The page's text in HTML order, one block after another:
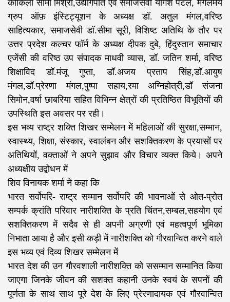
कोकिला सीमा मिश्रा,उद्योगपति एवं समाजसेवी योगेश पटेल, मंगलमय
ग्रुप ऑफ़ इंस्टिट्यूशन के अध्यक्ष डॉ. अतुल मंगल,वरिष्ठ
साहित्यकार, समाजसेवी डॉ.सीमा सूरी, विशिष्ट अतिथि के तौर पर
उत्तर प्रदेश कल्चर फॉर्म के अध्यक्ष दीपक दुबे, हिंदुस्तान समाचार
एजेंसी की वरिष्ठ उप संपादक माधवी व्यास, डॉ. जतिन शर्मा, वरिष्ठ
शिक्षाविद डॉ.मंजू गुप्ता, डॉ.अजय प्रताप सिंह,डॉ.आयुष
मंगल,डॉ.प्रेरणा मंगल,पुष्पा सहाय,रमा अग्निहोत्री,डॉ संजना
सिमोन,वर्षा छाबरिया सहित विभिन्न क्षेत्रों की प्रतिष्ठित विभूतियों की
उपस्थिति इस अवसर पर रही।
इस भव्य राष्ट्र शक्ति शिखर सम्मेलन में महिलाओं की सुरक्षा,सम्मान,
स्वास्थ्य, शिक्षा, संस्कार, स्वालंबन और सशक्तिकरण के प्रयासों पर
अतिथियों, वक्ताओं ने अपने सुझाव और विचार व्यक्त किये। अपने
अध्यक्षीय उद्बोधन में
शिव विनायक शर्मा ने कहा कि
भारत सर्वोपरि- राष्ट्र सम्मान सर्वोपरि की भावनाओं से ओत-प्रोत
सम्पर्क क्रांति परिवार नारीशक्ति के प्रति चिंतन,सम्बल,सहयोग एवं
सशक्तिकरण में सदैव से ही अपनी अग्रणी एवं महत्वपूर्ण भूमिका
निभाता आया है और इसी कड़ी में नारीशक्ति को गौरवान्वित करने वाले
इस भव्य एवं दिव्य शिखर सम्मेलन में
भारत देश की उन गौरवशाली नारीशक्ति को ससम्मान सम्मानित किया
जाएगा जिनके जीवन की सशक्त कहानी उनके स्वयं के सपनों की
पूर्णता के साथ साथ पूरे देश के लिए प्रेरणादायक एवं गौरवान्वित